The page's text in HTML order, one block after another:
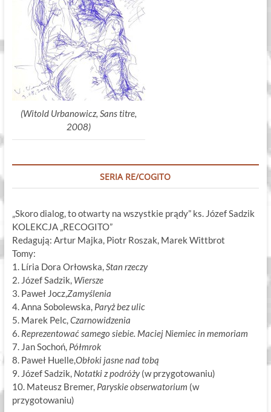
(Witold Urbanowicz, Sans titre,
2008)
SERIA RE/COGITO
„Skoro dialog, to otwarty na wszystkie prądy” ks. Józef Sadzik
KOLEKCJA „RECOGITO”
Redagują: Artur Majka, Piotr Roszak, Marek Wittbrot
Tomy:
1. Líria Dora Orłowska,Stan rzeczy
2. Józef Sadzik, Wiersze
3. Paweł Jocz,Zamyślenia
4. Anna Sobolewska, Paryż bez ulic
5. Marek Pelc,Czarnowidzenia
6. Reprezentować samego siebie. Maciej Niemiec in memoriam
7. Jan Sochoń, Półmrok
8. Paweł Huelle,Obłoki jasne nad tobą
9. Józef Sadzik, Notatki z podróży(w przygotowaniu)
10. Mateusz Bremer, Paryskie obserwatorium (w
przygotowaniu)